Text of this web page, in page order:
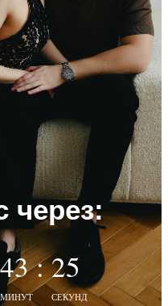
МИНУТ
через:
: 25
СЕКУНД